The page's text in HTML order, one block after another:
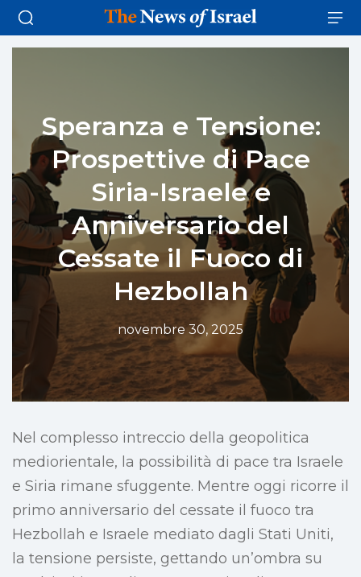
Speranza e Tensione:
Prospettive di Pace
Siria-Israele e
Anniversario del
Cessate il Fuoco di
Hezbollah
novembre 30, 2025
Nel complesso intreccio della geopolitica
mediorientale, la possibilità di pace tra Israele
e Siria rimane sfuggente. Mentre oggi ricorre il
primo anniversario del cessate il fuoco tra
Hezbollah e Israele mediato dagli Stati Uniti,
la tensione persiste, gettando un’ombra su